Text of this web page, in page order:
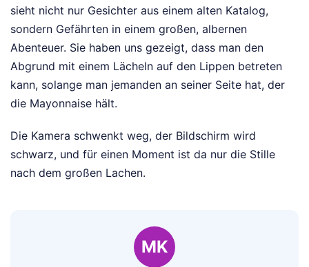
sieht nicht nur Gesichter aus einem alten Katalog,
sondern Gefährten in einem großen, albernen
Abenteuer. Sie haben uns gezeigt, dass man den
Abgrund mit einem Lächeln auf den Lippen betreten
kann, solange man jemanden an seiner Seite hat, der
die Mayonnaise hält.
Die Kamera schwenkt weg, der Bildschirm wird
schwarz, und für einen Moment ist da nur die Stille
nach dem großen Lachen.
MK